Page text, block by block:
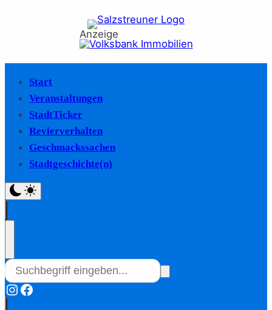
Anzeige
Start
Veranstaltungen
StadtTicker
Revierverhalten
Geschmackssachen
Stadtgeschichte(n)
Instagram
Facebook